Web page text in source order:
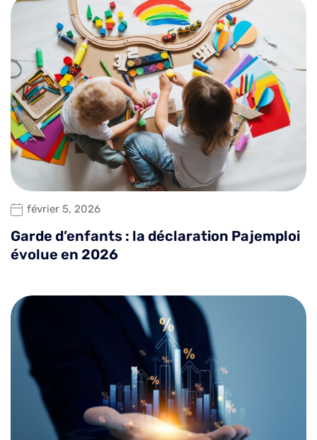
février 5, 2026
Garde d’enfants : la déclaration Pajemploi
évolue en 2026